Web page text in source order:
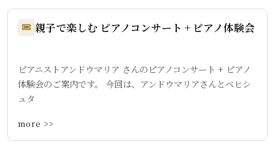
親子で楽しむ ピアノコンサート + ピアノ体験会
ピアニストアンドウマリア さんのピアノコンサート + ピアノ
体験会のご案内です。 今回は、アンドウマリアさんとベヒシ
ュタ
more >>